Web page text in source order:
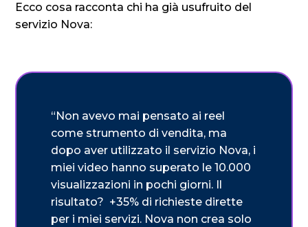
Ecco cosa racconta chi ha già usufruito del
servizio Nova:
“Non avevo mai pensato ai reel
come strumento di vendita, ma
dopo aver utilizzato il servizio Nova, i
miei video hanno superato le 10.000
visualizzazioni in pochi giorni. Il
risultato? +35% di richieste dirette
per i miei servizi. Nova non crea solo